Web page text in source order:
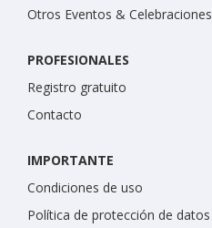
Otros Eventos & Celebraciones
PROFESIONALES
Registro gratuito
Contacto
IMPORTANTE
Condiciones de uso
Política de protección de datos